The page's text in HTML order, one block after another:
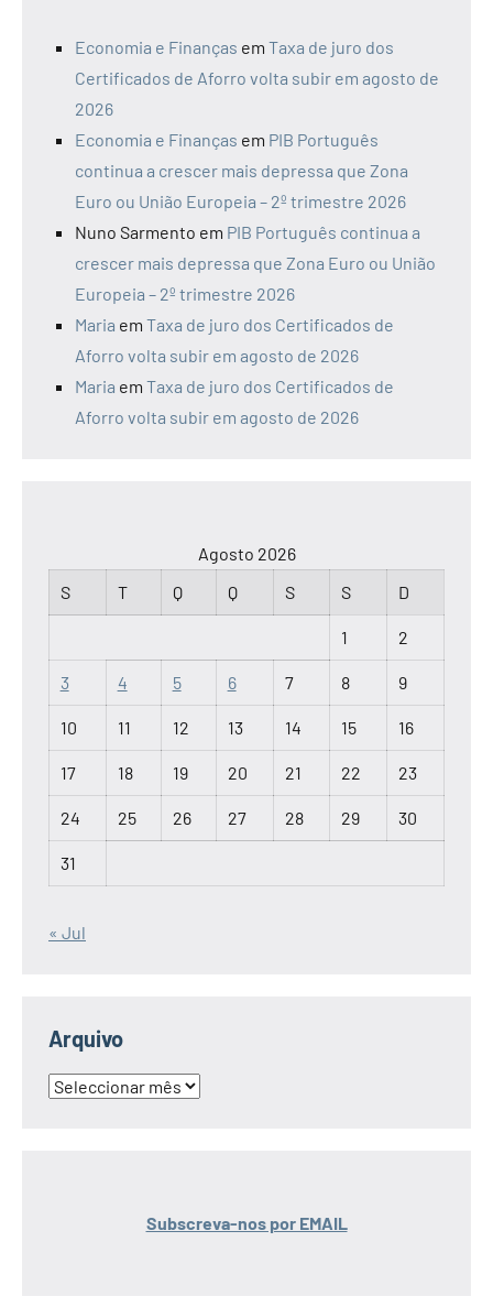
Economia e Finanças em Taxa de juro dos
Certificados de Aforro volta subir em agosto de
2026
Economia e Finanças em PIB Português
continua a crescer mais depressa que Zona
Euro ou União Europeia – 2º trimestre 2026
Nuno Sarmento em PIB Português continua a
crescer mais depressa que Zona Euro ou União
Europeia – 2º trimestre 2026
Maria em Taxa de juro dos Certificados de
Aforro volta subir em agosto de 2026
Maria em Taxa de juro dos Certificados de
Aforro volta subir em agosto de 2026
Agosto 2026
S
T Q Q S S D
1 2
3 4 5 6 7 8 9
10 11 12 13 14 15 16
17 18 19 20 21 22 23
24 25 26 27 28 29 30
31
« Jul
Arquivo
Arquivo
Subscreva-nos por EMAIL